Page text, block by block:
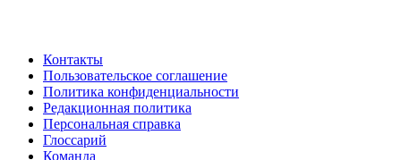
Контакты
Пользовательское соглашение
Политика конфиденциальности
Редакционная политика
Персональная справка
Глоссарий
Команда